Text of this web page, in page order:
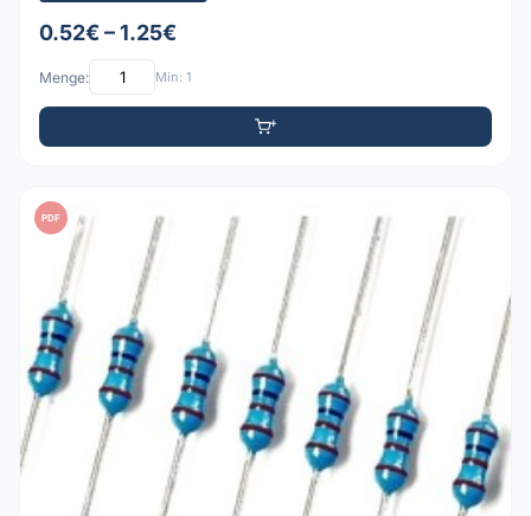
0.52€ – 1.25€
Menge: Min: 1
PDF